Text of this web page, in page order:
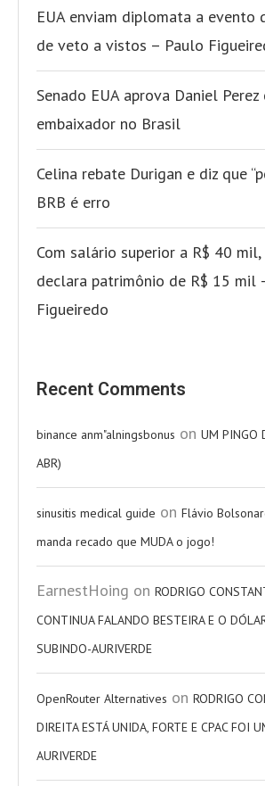
EUA enviam diplomata a evento
de veto a vistos – Paulo
Senado EUA aprova Daniel Perez
embaixador no Brasil
Celina rebate Durigan e diz que
BRB é erro
Com salário superior a R$ 40
declara patrimônio de R$ 15 mil
Figueiredo
Recent Comments
binance anm"alningsbonus on UM PINGO
ABR)
sinusitis medical guide on Flávio
manda recado que MUDA o jogo!
EarnestHoing on RODRIGO
CONTINUA FALANDO BESTEIRA E O
SUBINDO-AURIVERDE
OpenRouter Alternatives on RODRIGO
DIREITA ESTÁ UNIDA, FORTE E CPAC FOI
AURIVERDE